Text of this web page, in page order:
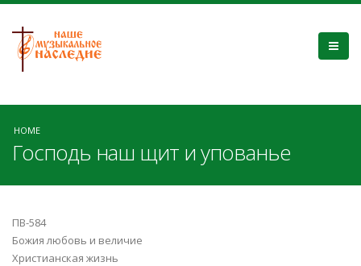
HOME
Господь наш щит и упованье
ПВ-584
Божия любовь и величие
Христианская жизнь